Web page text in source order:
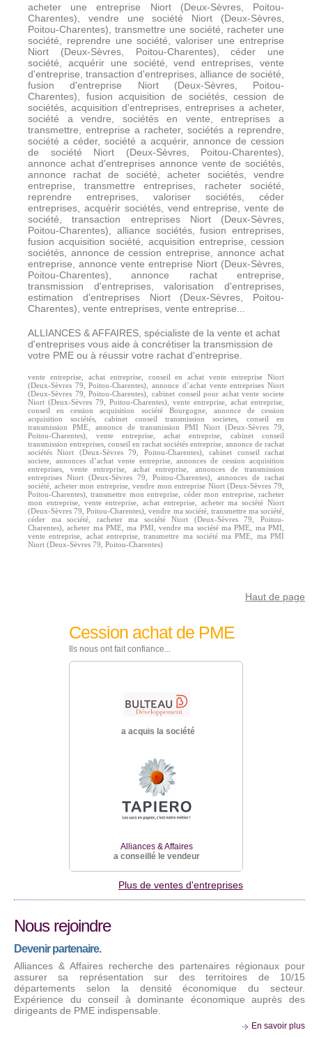
acheter une entreprise Niort (Deux-Sèvres, Poitou-
Charentes), vendre une société Niort (Deux-Sèvres,
Poitou-Charentes), transmettre une société, racheter une
société, reprendre une société, valoriser une entreprise
Niort (Deux-Sèvres, Poitou-Charentes), céder une
société, acquérir une société, vend entreprises, vente
d'entreprise, transaction d'entreprises, alliance de société,
fusion d'entreprise Niort (Deux-Sèvres, Poitou-
Charentes), fusion acquisition de sociétés, cession de
sociétés, acquisition d'entreprises, entreprises a acheter,
société a vendre, sociétés en vente, entreprises a
transmettre, entreprise a racheter, sociétés a reprendre,
société a céder, société a acquérir, annonce de cession
de société Niort (Deux-Sèvres, Poitou-Charentes),
annonce achat d'entreprises annonce vente de sociétés,
annonce rachat de société, acheter sociétés, vendre
entreprise, transmettre entreprises, racheter société,
reprendre entreprises, valoriser sociétés, céder
entreprises, acquérir sociétés, vend entreprise, vente de
société, transaction entreprises Niort (Deux-Sèvres,
Poitou-Charentes), alliance sociétés, fusion entreprises,
fusion acquisition société, acquisition entreprise, cession
sociétés, annonce de cession entreprise, annonce achat
entreprise, annonce vente entreprise Niort (Deux-Sèvres,
Poitou-Charentes), annonce rachat entreprise,
transmission d'entreprises, valorisation d'entreprises,
estimation d'entreprises Niort (Deux-Sèvres, Poitou-
Charentes), vente entreprises, vente entreprise...
ALLIANCES & AFFAIRES, spécialiste de la vente et achat
d'entreprises vous aide à concrétiser la transmission de
votre PME ou à réussir votre rachat d'entreprise.
vente entreprise, achat entreprise, conseil en achat vente entreprise Niort
(Deux-Sèvres 79, Poitou-Charentes), annonce d’achat vente entreprises Niort
(Deux-Sèvres 79, Poitou-Charentes), cabinet conseil pour achat vente societe
Niort (Deux-Sèvres 79, Poitou-Charentes), vente entreprise, achat entreprise,
conseil en cession acquisition société Bourgogne, annonce de cession
acquisition sociétés, cabinet conseil transmission societes, conseil en
transmission PME, annonce de transmission PMI Niort (Deux-Sèvres 79,
Poitou-Charentes), vente entreprise, achat entreprise, cabinet conseil
transmission entreprises, conseil en rachat sociétés entreprise, annonce de rachat
sociétés Niort (Deux-Sèvres 79, Poitou-Charentes), cabinet conseil rachat
societe, annonces d’achat vente entreprise, annonces de cession acquisition
entreprises, vente entreprise, achat entreprise, annonces de transmission
entreprises Niort (Deux-Sèvres 79, Poitou-Charentes), annonces de rachat
société, acheter mon entreprise, vendre mon entreprise Niort (Deux-Sèvres 79,
Poitou-Charentes), transmettre mon entreprise, céder mon entreprise, racheter
mon entreprise, vente entreprise, achat entreprise, acheter ma société Niort
(Deux-Sèvres 79, Poitou-Charentes), vendre ma société, transmettre ma société,
céder ma société, racheter ma société Niort (Deux-Sèvres 79, Poitou-
Charentes), acheter ma PME, ma PMI, vendre ma société ma PME, ma PMI,
vente entreprise, achat entreprise, transmettre ma société ma PME, ma PMI
Niort (Deux-Sèvres 79, Poitou-Charentes)
Haut de page
Cession achat de PME
Ils nous ont fait confiance...
a acquis la société
Alliances & Affaires
a conseillé le vendeur
Plus de ventes d'entreprises
Nous rejoindre
Devenir partenaire.
Alliances & Affaires recherche des partenaires régionaux pour
assurer sa représentation sur des territoires de 10/15
départements selon la densité économique du secteur.
Expérience du conseil à dominante économique auprès des
dirigeants de PME indispensable.
En savoir plus